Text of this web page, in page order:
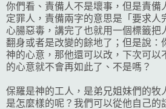
你們看、責備人不是壞事，但是責備
定罪人，責備兩字的意思是「要求人
心腸惡毒，講完了也就用一個標籤把
翻身或者是改變的餘地了；但是說：
神的心意，那他還可以改，下次可以
的心意就不會再如此了、不是嗎？
保羅是神的工人，是弟兄姐妹們的牧
是怎麼樣的呢？我們可以從他自己的